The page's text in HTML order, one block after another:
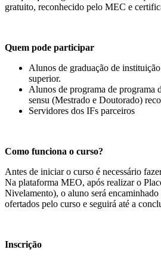
gratuito, reconhecido pelo MEC e
Quem pode participar
Alunos de graduação de
superior.
Alunos de programa de programa
sensu (Mestrado e Doutorado)
Servidores dos IFs parceiros
Como funciona o curso?
Antes de iniciar o curso é necessário
Na plataforma MEO, após realizar o
Nivelamento), o aluno será
ofertados pelo curso e seguirá até a
Inscrição